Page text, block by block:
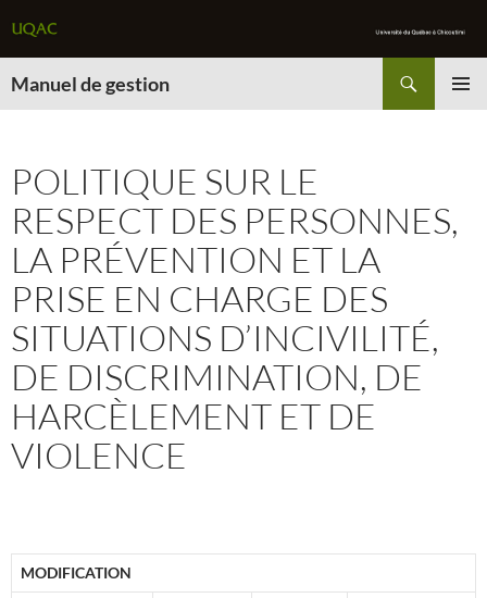
Manuel de gestion
POLITIQUE SUR LE
RESPECT DES PERSONNES,
LA PRÉVENTION ET LA
PRISE EN CHARGE DES
SITUATIONS D’INCIVILITÉ,
DE DISCRIMINATION, DE
HARCÈLEMENT ET DE
VIOLENCE
MODIFICATION